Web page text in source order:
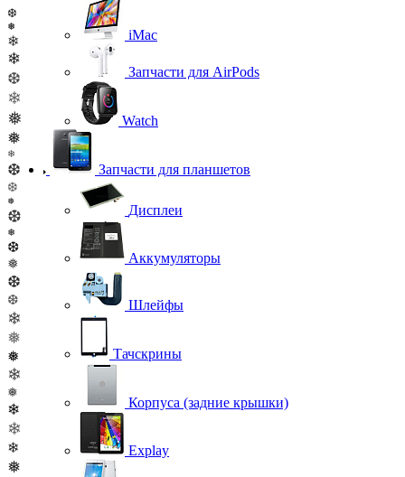
❆
❅
❄
❄
❆
❄
❅
❅
❄
❆
❆
❅
❆
❅
❆
❅
❆
❆
❄
❅
❅
❄
❅
❄
❄
❄
❅
iMac
Запчасти для AirPods
Watch
Запчасти для планшетов
Дисплеи
Аккумуляторы
Шлейфы
Тачскрины
Корпуса (задние крышки)
Explay